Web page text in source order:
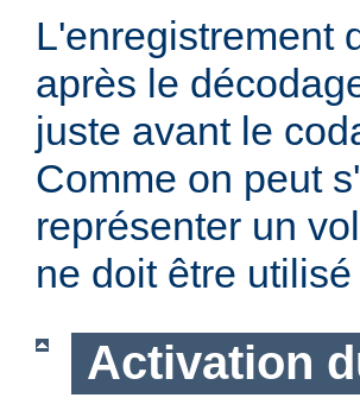
L'enregistrement
après le
juste avant le
Comme on peut
représenter un
ne doit être
Activation